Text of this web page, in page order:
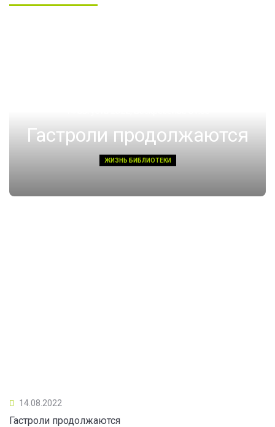
Гастроли продолжаются
ЖИЗНЬ БИБЛИОТЕКИ
14.08.2022
Гастроли продолжаются